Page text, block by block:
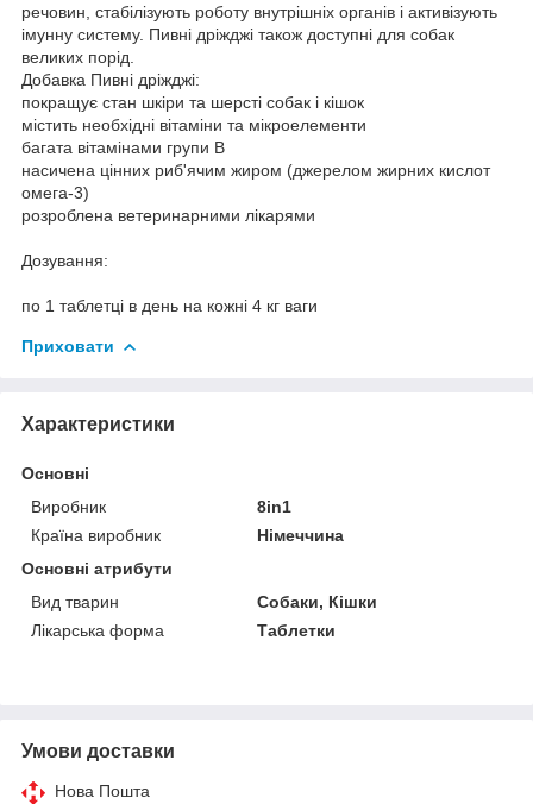
речовин, стабілізують роботу внутрішніх органів і активізують
імунну систему. Пивні дріжджі також доступні для собак
великих порід.
Добавка Пивні дріжджі:
покращує стан шкіри та шерсті собак і кішок
містить необхідні вітаміни та мікроелементи
багата вітамінами групи B
насичена цінних риб'ячим жиром (джерелом жирних кислот
омега-3)
розроблена ветеринарними лікарями
Дозування:
по 1 таблетці в день на кожні 4 кг ваги
Приховати
Характеристики
Основні
Виробник
8in1
Країна виробник
Німеччина
Основні атрибути
Вид тварин
Собаки, Кішки
Лікарська форма
Таблетки
Умови доставки
Нова Пошта